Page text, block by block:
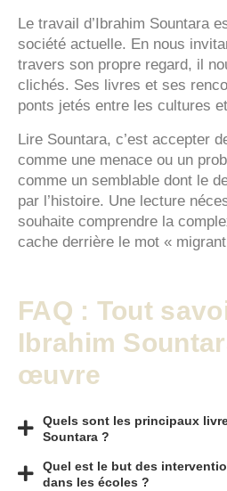
Le travail d’Ibrahim Sountara
société actuelle. En nous
travers son propre regard, il
clichés. Ses livres et ses
ponts jetés entre les cultures
Lire Sountara, c’est accepter
comme une menace ou un
comme un semblable dont le
par l’histoire. Une lecture
souhaite comprendre la
cache derrière le mot «
FAQ : Tout
Ibrahim
œuvre
Quels sont les principaux
Sountara ?
Quel est le but des
dans les écoles ?